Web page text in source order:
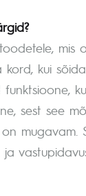
kord, kui
sest see
mugavam.